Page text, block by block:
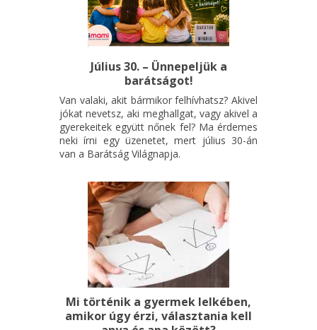
Július 30. – Ünnepeljük a
barátságot!
Van valaki, akit bármikor felhívhatsz? Akivel
jókat nevetsz, aki meghallgat, vagy akivel a
gyerekeitek együtt nőnek fel? Ma érdemes
neki írni egy üzenetet, mert július 30-án
van a Barátság Világnapja.
Mi történik a gyermek lelkében,
amikor úgy érzi, választania kell